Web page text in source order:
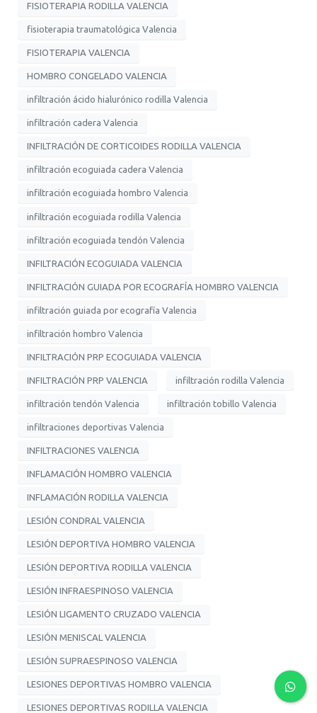
FISIOTERAPIA RODILLA VALENCIA
fisioterapia traumatológica Valencia
FISIOTERAPIA VALENCIA
HOMBRO CONGELADO VALENCIA
infiltración ácido hialurónico rodilla Valencia
infiltración cadera Valencia
INFILTRACIÓN DE CORTICOIDES RODILLA VALENCIA
infiltración ecoguiada cadera Valencia
infiltración ecoguiada hombro Valencia
infiltración ecoguiada rodilla Valencia
infiltración ecoguiada tendón Valencia
INFILTRACIÓN ECOGUIADA VALENCIA
INFILTRACIÓN GUIADA POR ECOGRAFÍA HOMBRO VALENCIA
infiltración guiada por ecografía Valencia
infiltración hombro Valencia
INFILTRACIÓN PRP ECOGUIADA VALENCIA
INFILTRACIÓN PRP VALENCIA infiltración rodilla Valencia
infiltración tendón Valencia infiltración tobillo Valencia
infiltraciones deportivas Valencia
INFILTRACIONES VALENCIA
INFLAMACIÓN HOMBRO VALENCIA
INFLAMACIÓN RODILLA VALENCIA
LESIÓN CONDRAL VALENCIA
LESIÓN DEPORTIVA HOMBRO VALENCIA
LESIÓN DEPORTIVA RODILLA VALENCIA
LESIÓN INFRAESPINOSO VALENCIA
LESIÓN LIGAMENTO CRUZADO VALENCIA
LESIÓN MENISCAL VALENCIA
LESIÓN SUPRAESPINOSO VALENCIA
LESIONES DEPORTIVAS HOMBRO VALENCIA
LESIONES DEPORTIVAS RODILLA VALENCIA